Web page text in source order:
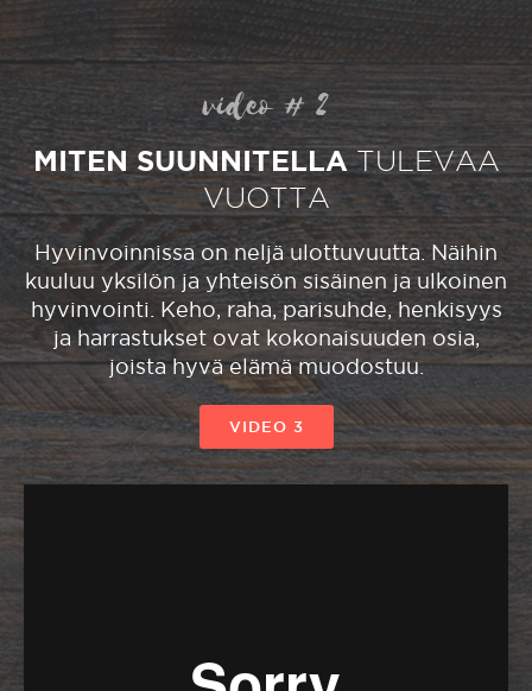
video # 2
MITEN SUUNNITELLATULEVAA
VUOTTA
Hyvinvoinnissa on neljä ulottuvuutta. Näihin
kuuluu yksilön ja yhteisön sisäinen ja ulkoinen
hyvinvointi. Keho, raha, parisuhde, henkisyys
ja harrastukset ovat kokonaisuuden osia,
joista hyvä elämä muodostuu.
VIDEO 3